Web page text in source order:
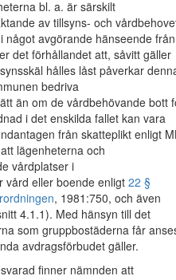
bl. a. är särskilt
av tillsyns- och
avgörande hänseende från
det förhållandet att, såvitt gäller
hålles låst påverkar
bedriva
än om de vårdbehövande bott
i det enskilda fallet kan vara
från skatteplikt enligt
lägenheterna och
vårdplatser i
vård eller boende enligt 22 §
, 1981:750, och även
4.1.1). Med hänsyn till det
som gruppbostäderna får
avdragsförbudet gäller.
finner nämnden att